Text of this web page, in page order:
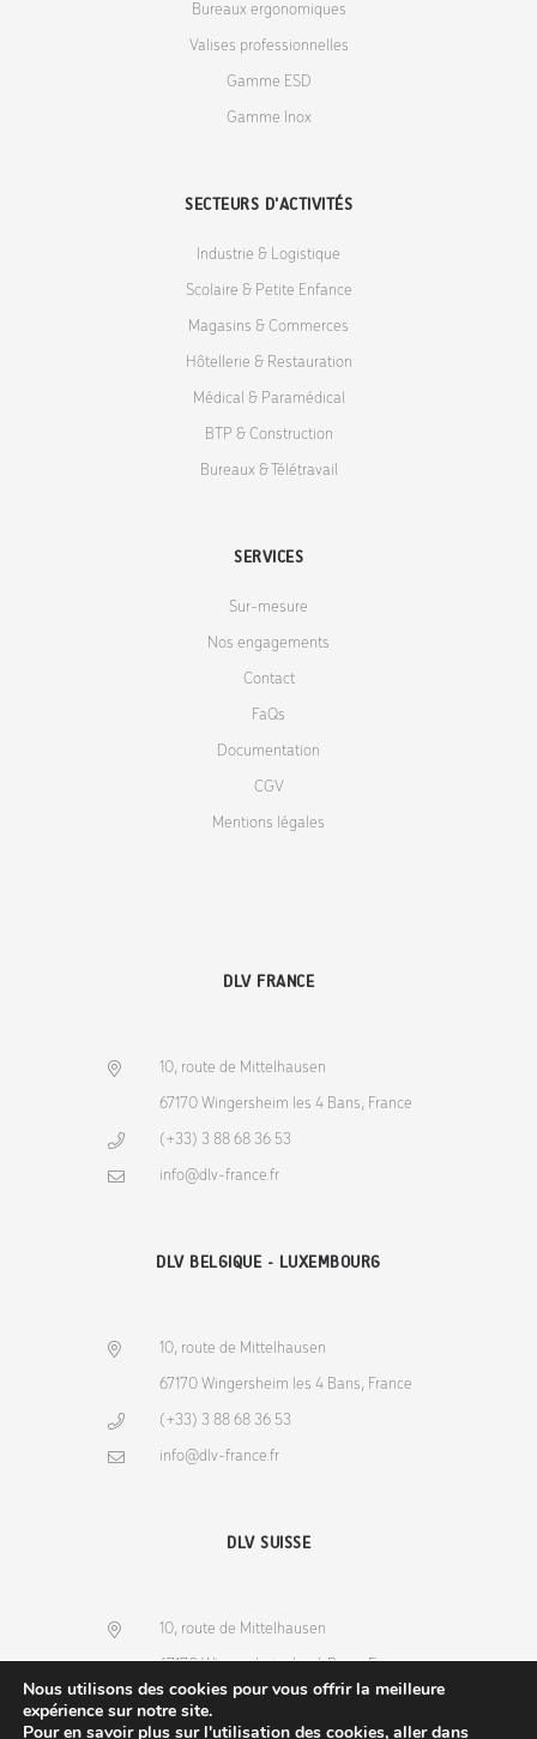
Bureaux ergonomiques
Valises professionnelles
Gamme ESD
Gamme Inox
SECTEURS D'ACTIVITÉS
Industrie & Logistique
Scolaire & Petite Enfance
Magasins & Commerces
Hôtellerie & Restauration
Médical & Paramédical
BTP & Construction
Bureaux & Télétravail
SERVICES
Sur-mesure
Nos engagements
Contact
FaQs
Documentation
CGV
Mentions légales
DLV FRANCE
10, route de Mittelhausen
67170 Wingersheim les 4 Bans, France
(+33) 3 88 68 36 53
info@dlv-france.fr
DLV BELGIQUE - LUXEMBOURG
10, route de Mittelhausen
67170 Wingersheim les 4 Bans, France
(+33) 3 88 68 36 53
info@dlv-france.fr
DLV SUISSE
10, route de Mittelhausen
67170 Wingersheim les 4 Bans, France
(+33) 3 88 68 36 53
Nous utilisons des cookies pour vous offrir la meilleure
expérience sur notre site.
Pour en savoir plus sur l'utilisation des cookies, aller dans